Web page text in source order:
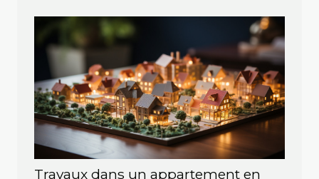
Travaux dans un appartement en